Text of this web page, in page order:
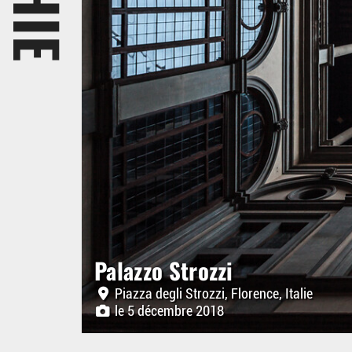
Palazzo Strozzi
Piazza degli Strozzi, Florence, Italie
le 5 décembre 2018